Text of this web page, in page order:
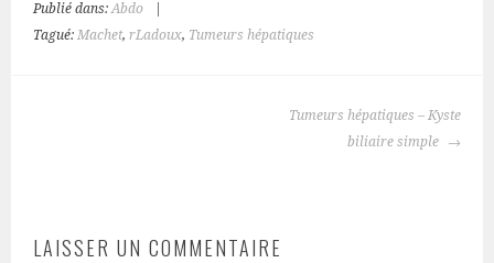
Publié dans:Abdo
Tagué:Machet,rLadoux, Tumeurs hépatiques
Tumeurs hépatiques – Kyste
biliaire simple
LAISSER UN COMMENTAIRE